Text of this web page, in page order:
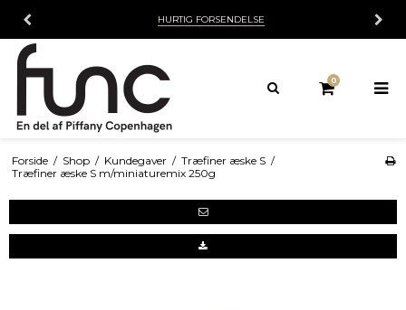
HURTIG FORSENDELSE
0
Forside / Shop / Kundegaver / Træfiner æske S /
Træfiner æske S m/miniaturemix 250g